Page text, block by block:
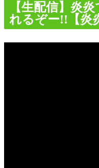
【生配信】炎
れるぞー!!【炎